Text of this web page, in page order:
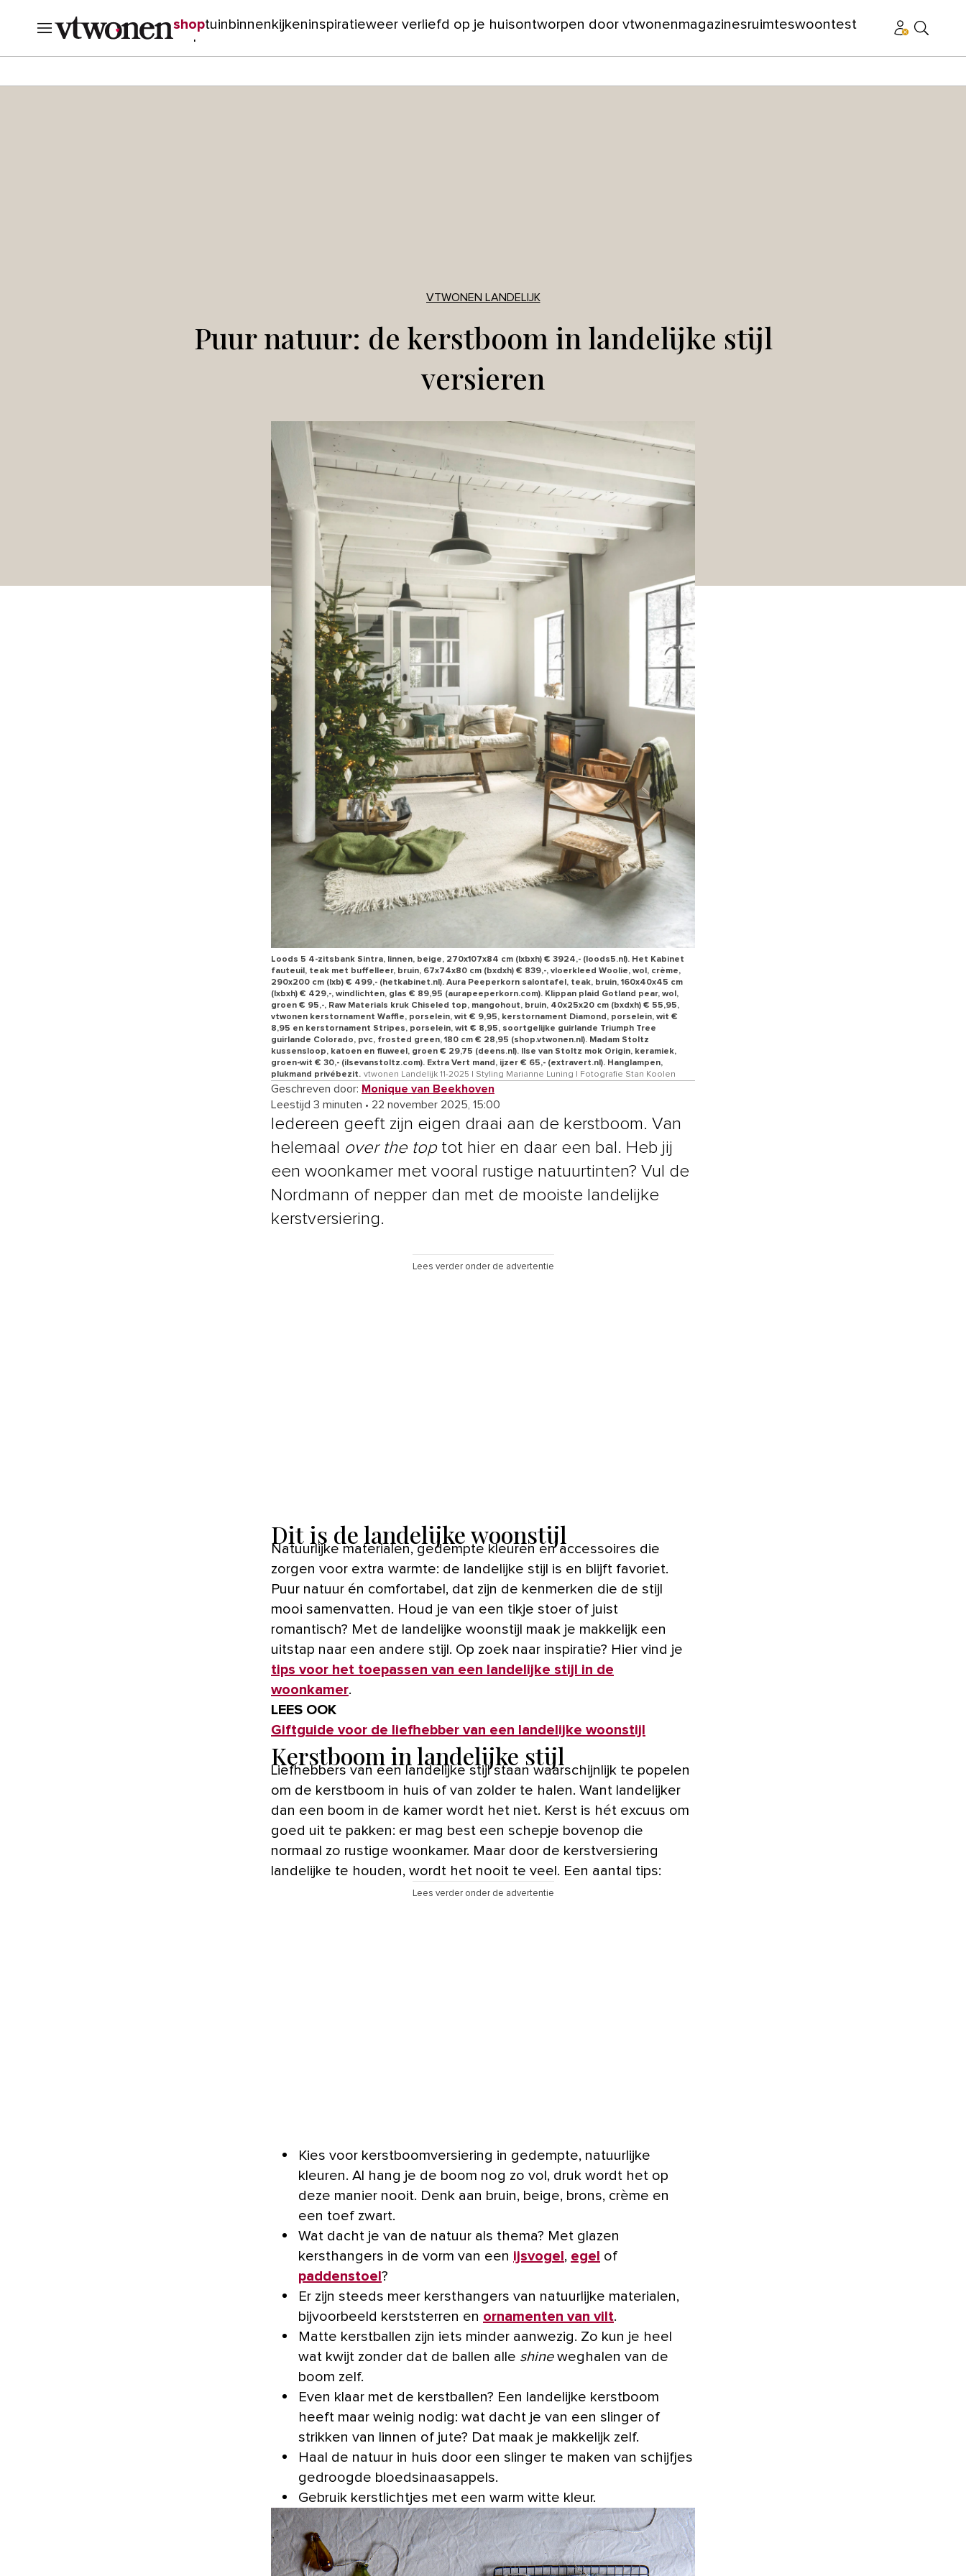
shoptuin binnenkijkeninspiratieweer verliefd op je huisontworpen door vtwonenmagazinesruimteswoontest
verbouwen
VTWONEN LANDELIJK
Puur natuur: de kerstboom in landelijke stijl
versieren
Loods 5 4-zitsbank Sintra, linnen, beige, 270x107x84 cm (lxbxh) € 3924,- (loods5.nl). Het Kabinet
fauteuil, teak met buffelleer, bruin, 67x74x80 cm (bxdxh) € 839,-, vloerkleed Woolie, wol, crème,
290x200 cm (lxb) € 499,- (hetkabinet.nl). Aura Peeperkorn salontafel, teak, bruin, 160x40x45 cm
(lxbxh) € 429,-, windlichten, glas € 89,95 (aurapeeperkorn.com). Klippan plaid Gotland pear, wol,
groen € 95,-, Raw Materials kruk Chiseled top, mangohout, bruin, 40x25x20 cm (bxdxh) € 55,95,
vtwonen kerstornament Waffle, porselein, wit € 9,95, kerstornament Diamond, porselein, wit €
8,95 en kerstornament Stripes, porselein, wit € 8,95, soortgelijke guirlande Triumph Tree
guirlande Colorado, pvc, frosted green, 180 cm € 28,95 (shop.vtwonen.nl). Madam Stoltz
kussensloop, katoen en fluweel, groen € 29,75 (deens.nl). Ilse van Stoltz mok Origin, keramiek,
groen-wit € 30,- (ilsevanstoltz.com). Extra Vert mand, ijzer € 65,- (extravert.nl). Hanglampen,
plukmand privébezit. vtwonen Landelijk 11-2025 | Styling Marianne Luning | Fotografie Stan Koolen
Geschreven door: Monique van Beekhoven
Leestijd 3 minuten • 22 november 2025, 15:00
Iedereen geeft zijn eigen draai aan de kerstboom. Van
helemaal over the toptot hier en daar een bal. Heb jij
een woonkamer met vooral rustige natuurtinten? Vul de
Nordmann of nepper dan met de mooiste landelijke
kerstversiering.
Lees verder onder de advertentie
Dit is de landelijke woonstijl
Natuurlijke materialen, gedempte kleuren en accessoires die
zorgen voor extra warmte: de landelijke stijl is en blijft favoriet.
Puur natuur én comfortabel, dat zijn de kenmerken die de stijl
mooi samenvatten. Houd je van een tikje stoer of juist
romantisch? Met de landelijke woonstijl maak je makkelijk een
uitstap naar een andere stijl. Op zoek naar inspiratie? Hier vind je
tips voor het toepassen van een landelijke stijl in de
woonkamer.
LEES OOK
Giftguide voor de liefhebber van een landelijke woonstijl
Kerstboom in landelijke stijl
Liefhebbers van een landelijke stijl staan waarschijnlijk te popelen
om de kerstboom in huis of van zolder te halen. Want landelijker
dan een boom in de kamer wordt het niet. Kerst is hét excuus om
goed uit te pakken: er mag best een schepje bovenop die
normaal zo rustige woonkamer. Maar door de kerstversiering
landelijke te houden, wordt het nooit te veel. Een aantal tips:
Lees verder onder de advertentie
Kies voor kerstboomversiering in gedempte, natuurlijke
kleuren. Al hang je de boom nog zo vol, druk wordt het op
deze manier nooit. Denk aan bruin, beige, brons, crème en
een toef zwart.
Wat dacht je van de natuur als thema? Met glazen
kersthangers in de vorm van een ijsvogel, egel of
paddenstoel?
Er zijn steeds meer kersthangers van natuurlijke materialen,
bijvoorbeeld kerststerren en ornamenten van vilt.
Matte kerstballen zijn iets minder aanwezig. Zo kun je heel
wat kwijt zonder dat de ballen alle shineweghalen van de
boom zelf.
Even klaar met de kerstballen? Een landelijke kerstboom
heeft maar weinig nodig: wat dacht je van een slinger of
strikken van linnen of jute? Dat maak je makkelijk zelf.
Haal de natuur in huis door een slinger te maken van schijfjes
gedroogde bloedsinaasappels.
Gebruik kerstlichtjes met een warm witte kleur.